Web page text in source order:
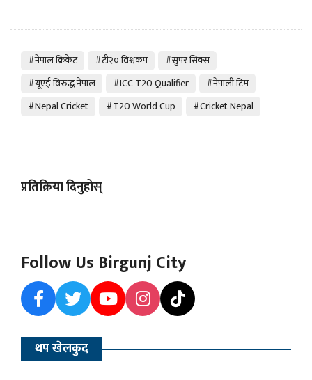
#नेपाल क्रिकेट #टी२० विश्वकप
#सुपर सिक्स
#यूएई विरुद्ध नेपाल
#ICC T20 Qualifier
#नेपाली टिम
#Nepal Cricket
#T20 World Cup #Cricket Nepal
प्रतिक्रिया दिनुहोस्
Follow Us Birgunj City
थप खेलकुद